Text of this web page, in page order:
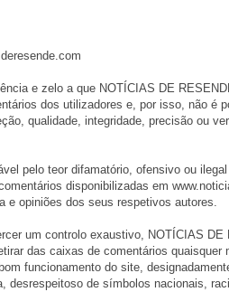
e zelo a que NOTÍCIAS DE
dos utilizadores e, por isso, não é
qualidade, integridade, precisão ou
pelo teor difamatório, ofensivo ou
disponibilizadas em
e opiniões dos seus respetivos autores.
um controlo exaustivo, NOTÍCIAS DE
das caixas de comentários quaisquer
funcionamento do site,
desrespeitoso de símbolos nacionais,